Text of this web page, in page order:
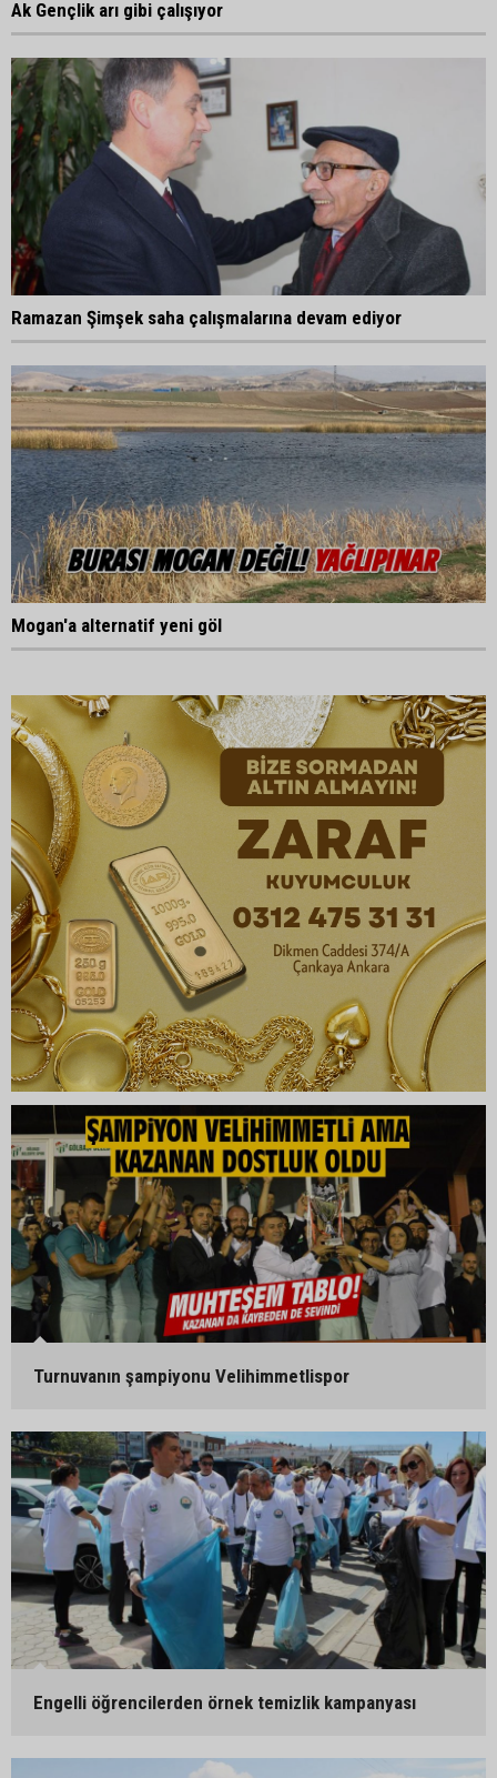
Ak Gençlik arı gibi çalışıyor
Ramazan Şimşek saha çalışmalarına devam ediyor
Mogan'a alternatif yeni göl
Turnuvanın şampiyonu Velihimmetlispor
Engelli öğrencilerden örnek temizlik kampanyası